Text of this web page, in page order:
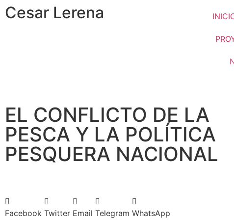
Cesar Lerena
EL CONFLICTO DE LA
PESCA Y LA POLÍTICA
PESQUERA NACIONAL
Facebook Twitter Email Telegram WhatsApp